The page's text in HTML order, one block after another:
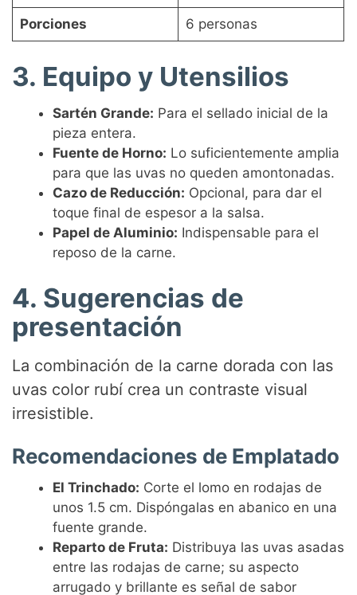
Porciones 6 personas
3. Equipo y Utensilios
Sartén Grande: Para el sellado inicial de la
pieza entera.
Fuente de Horno: Lo suficientemente amplia
para que las uvas no queden amontonadas.
Cazo de Reducción: Opcional, para dar el
toque final de espesor a la salsa.
Papel de Aluminio: Indispensable para el
reposo de la carne.
4. Sugerencias de
presentación
La combinación de la carne dorada con las
uvas color rubí crea un contraste visual
irresistible.
Recomendaciones de Emplatado
El Trinchado: Corte el lomo en rodajas de
unos 1.5 cm. Dispóngalas en abanico en una
fuente grande.
Reparto de Fruta: Distribuya las uvas asadas
entre las rodajas de carne; su aspecto
arrugado y brillante es señal de sabor